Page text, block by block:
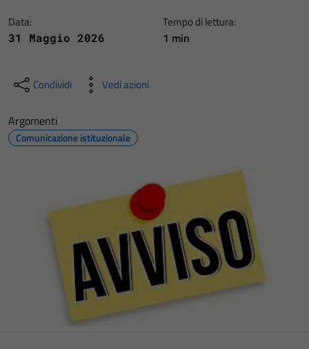
Data:
31 Maggio 2026
Tempo di lettura:
1 min
Condividi Vedi azioni
Argomenti
Comunicazione istituzionale